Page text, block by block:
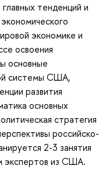
тенденций и
экономике и
освоения
основные
системы США,
развития
основных
стратегия
российско-
2-3 занятия
экспертов из США.